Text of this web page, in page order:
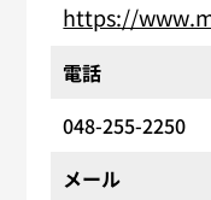
https://
電話
048-255-2250
メール